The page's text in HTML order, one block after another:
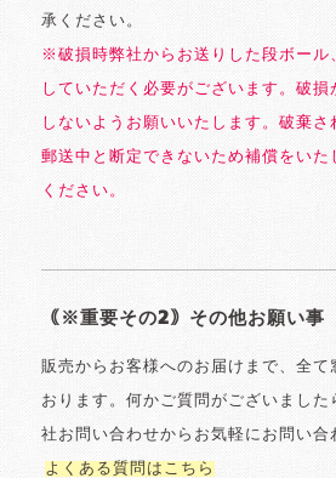
承ください。
※破損時弊社からお送りした段ボール
していただく必要がございます。破
しないようお願いいたします。破棄
郵送中と断定できないため補償をいた
ください。
｟※重要その2｠その他お願い事
販売からお客様へのお届けまで、全て
おります。何かご質問がございました
社お問い合わせからお気軽にお問い合
よくある質問はこちら